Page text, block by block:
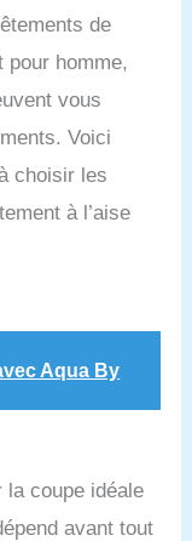
de
pour homme,
vous
Voici
choisir les
à l’aise
Aqua By
la coupe idéale
avant tout